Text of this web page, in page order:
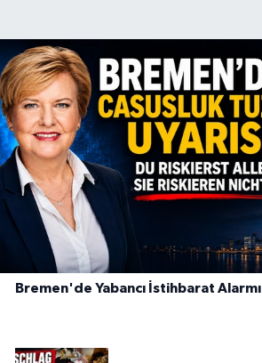
Bremen'de Yabancı İstihbarat Alarmı